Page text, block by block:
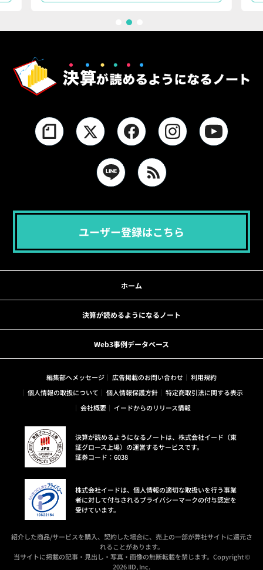
ユーザー登録はこちら
ホーム
決算が読めるようになるノート
Web3事例データベース
編集部へメッセージ 広告掲載のお問い合わせ
利用規約
個人情報の取扱について
個人情報保護方針
特定商取引法に関する表示
会社概要
イードからのリリース情報
決算が読めるようになるノートは、株式会社イード（東
証グロース上場）の運営するサービスです。
証券コード：6038
株式会社イードは、個人情報の適切な取扱いを行う事業
者に対して付与されるプライバシーマークの付与認定を
受けています。
紹介した商品/サービスを購入、契約した場合に、売上の一部が弊社サイトに還元さ
れることがあります。
当サイトに掲載の記事・見出し・写真・画像の無断転載を禁じます。Copyright ©
2026 IID, Inc.